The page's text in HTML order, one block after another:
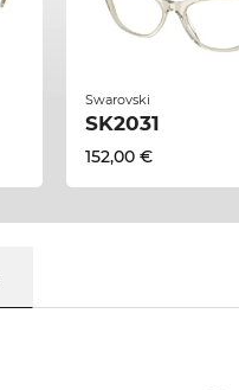
Swarovski
SK2031
152,00 €